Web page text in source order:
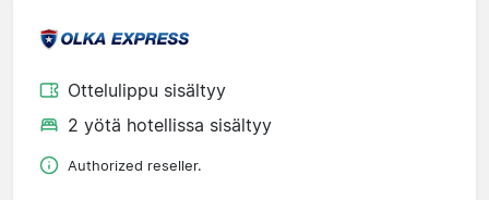
Ottelulippu sisältyy
2 yötä hotellissa sisältyy
Authorized reseller.